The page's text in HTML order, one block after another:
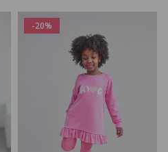
-20%